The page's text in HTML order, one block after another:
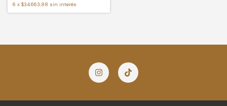
6 x $34.663,88 sin interés